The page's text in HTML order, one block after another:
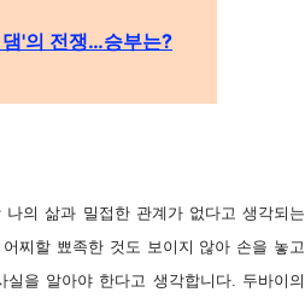
'의 전쟁…승부는?
의 삶과 밀접한 관계가 없다고 생각되는
찌할 뾰족한 것도 보이지 않아 손을 놓고
을 알아야 한다고 생각합니다. 두바이의